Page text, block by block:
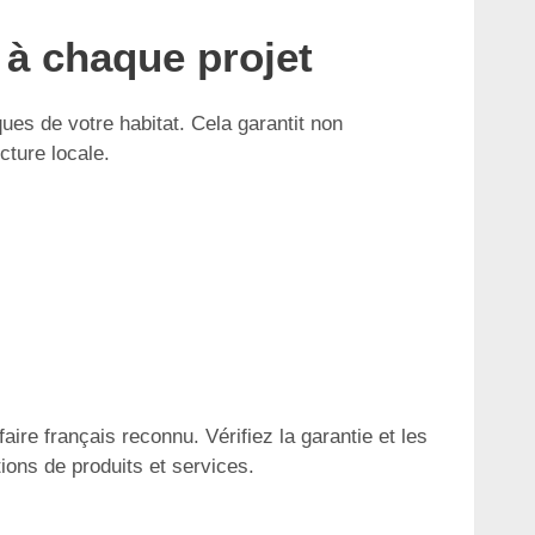
chaque projet
de votre habitat. Cela garantit non
locale.
français reconnu. Vérifiez la garantie et les
de produits et services.